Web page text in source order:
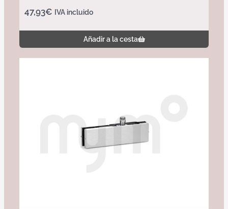
47,93€ IVA incluido
Añadir a la cesta